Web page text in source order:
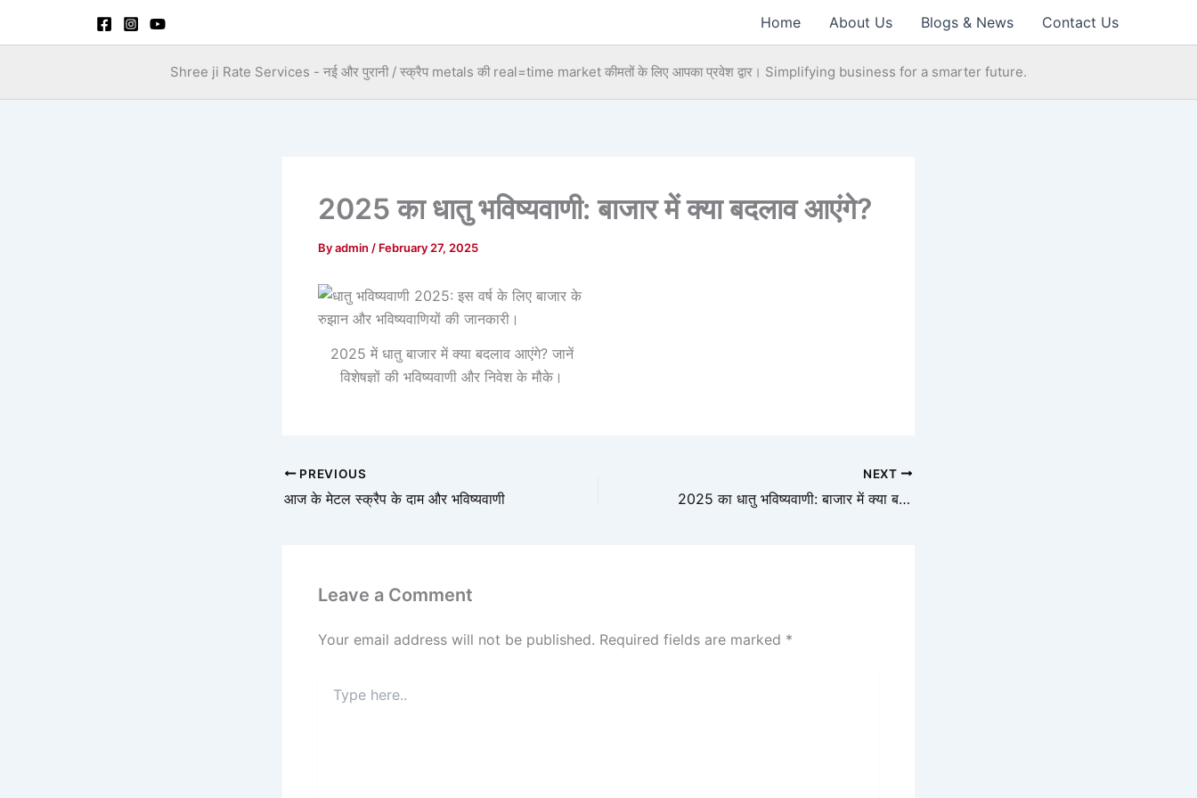
Home About Us Blogs & News Contact Us
Shree ji Rate Services - नई और पुरानी / स्क्रैप metals की real=time market कीमतों के लिए आपका प्रवेश द्वार। Simplifying business for a smarter future.
2025 का धातु भविष्यवाणी: बाजार में क्या बदलाव आएंगे?
Byadmin / February 27, 2025
2025 में धातु बाजार में क्या बदलाव आएंगे? जानें
विशेषज्ञों की भविष्यवाणी और निवेश के मौके।
PREVIOUS
आज के मेटल स्क्रैप के दाम और भविष्यवाणी
NEXT
2025 का धातु भविष्यवाणी: बाजार में क्या बदलाव आएंगे?
Leave a Comment
Your email address will not be published. Required fields are marked *
here..